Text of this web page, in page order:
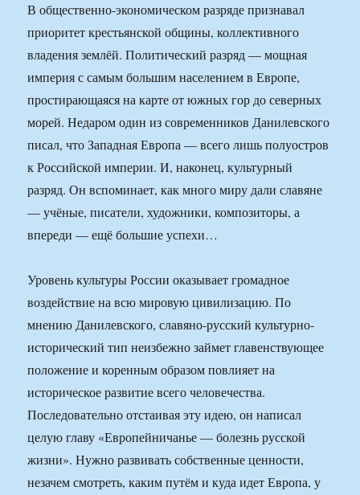
В общественно-экономическом разряде признавал
приоритет крестьянской общины, коллективного
владения землёй. Политический разряд — мощная
империя с самым большим населением в Европе,
простирающаяся на карте от южных гор до северных
морей. Недаром один из современников Данилевского
писал, что Западная Европа — всего лишь полуостров
к Российской империи. И, наконец, культурный
разряд. Он вспоминает, как много миру дали славяне
— учёные, писатели, художники, композиторы, а
впереди — ещё большие успехи…
Уровень культуры России оказывает громадное
воздействие на всю мировую цивилизацию. По
мнению Данилевского, славяно-русский культурно-
исторический тип неизбежно займет главенствующее
положение и коренным образом повлияет на
историческое развитие всего человечества.
Последовательно отстаивая эту идею, он написал
целую главу «Европейничанье — болезнь русской
жизни». Нужно развивать собственные ценности,
незачем смотреть, каким путём и куда идет Европа, у